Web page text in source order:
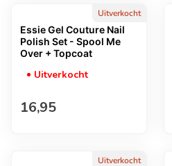
Uitverkocht
Essie Gel Couture Nail
Polish Set - Spool Me
Over + Topcoat
Uitverkocht
Normale prijs
16,95
Uitverkocht